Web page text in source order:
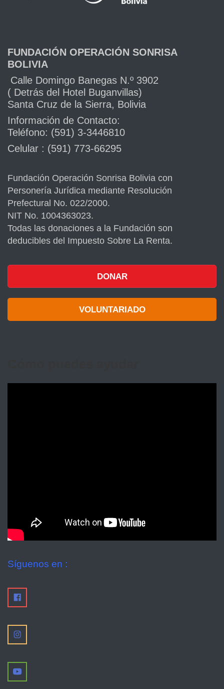
FUNDACIÓN OPERACIÓN SONRISA
BOLIVIA
Calle Domingo Banegas N.º 3902
( Detrás del Hotel Buganvillas)
Santa Cruz de la Sierra, Bolivia
Información de Contacto:
Teléfono: (591) 3-3446810
Celular : (591) 773-66295
Fundación Operación Sonrisa Bolivia con
Personería Jurídica mediante Resolución
Prefectural No. 022/2000.
NIT No. 1004363023.
Todas las donaciones a la Fundación son
deducibles del Impuesto Sobre La Renta.
DONAR
VOLUNTARIADO
Síguenos en :